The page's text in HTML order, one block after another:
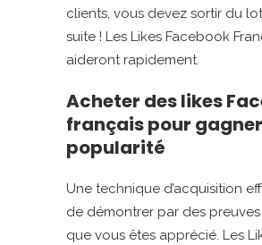
clients, vous devez sortir du
suite ! Les Likes Facebook
aideront rapidement.
Acheter des likes
français pour
popularité
Une technique d’acquisition
de démontrer par des
que vous êtes apprécié. Les